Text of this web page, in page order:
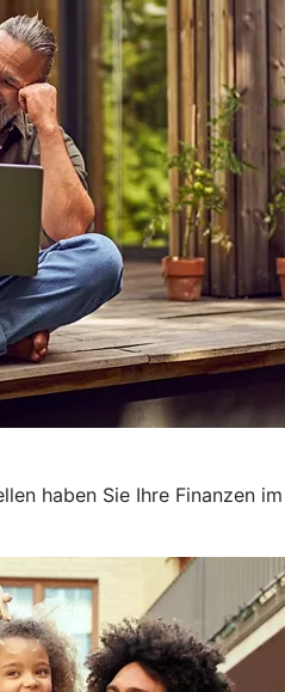
haben Sie Ihre Finanzen im